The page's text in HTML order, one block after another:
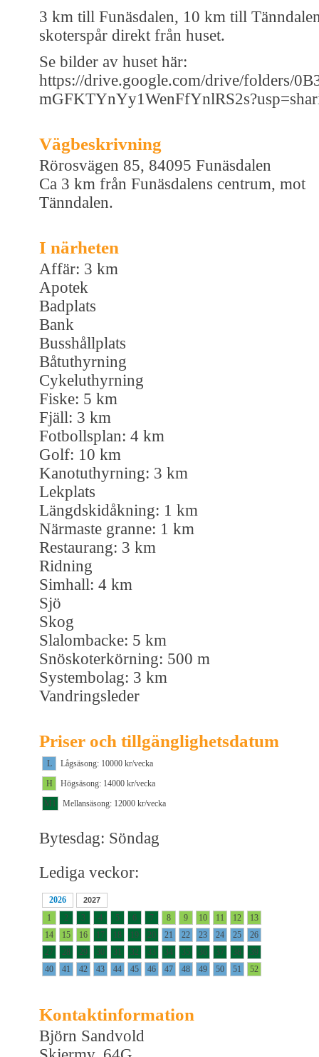
3 km till Funäsdalen, 10 km till
skoterspår direkt från huset.
Se bilder av huset här:
https://drive.google.com/drive/folders/
Vägbeskrivning
Rörosvägen 85, 84095 Funäsdalen
Ca 3 km från Funäsdalens centrum, mot
Tänndalen.
I närheten
Affär: 3 km
Apotek
Badplats
Bank
Busshållplats
Båtuthyrning
Cykeluthyrning
Fiske: 5 km
Fjäll: 3 km
Fotbollsplan: 4 km
Golf: 10 km
Kanotuthyrning: 3 km
Lekplats
Längdskidåkning: 1 km
Närmaste granne: 1 km
Restaurang: 3 km
Ridning
Simhall: 4 km
Sjö
Skog
Slalombacke: 5 km
Snöskoterkörning: 500 m
Systembolag: 3 km
Vandringsleder
Priser och tillgänglighetsdatum
L
Lågsäsong: 10000 kr/vecka
H
Högsäsong: 14000 kr/vecka
M1
Mellansäsong: 12000 kr/vecka
Bytesdag: Söndag
Lediga veckor:
2026 2027
1 2 3 4 5 6 7 8 9 10 11 12
13
14
15 16 17 18 19 20 21 22 23 24 25
26
27
28 29 30 31 32 33 34 35 36 37 38
39
40
41 42 43 44 45 46 47 48 49 50 51 52
Kontaktinformation
Björn Sandvold